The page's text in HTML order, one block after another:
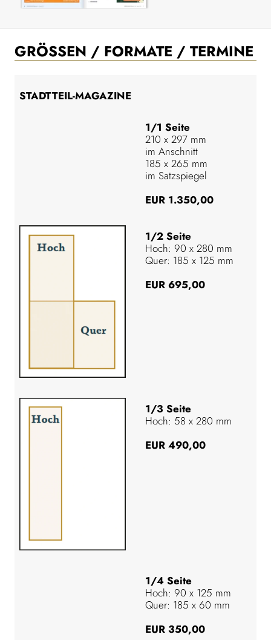
GRÖSSEN / FORMATE / TERMINE
STADTTEIL-MAGAZINE
1/1 Seite
210 x 297 mm
im Anschnitt
185 x 265 mm
im Satzspiegel
EUR 1.350,00
1/2 Seite
Hoch: 90 x 280 mm
Quer: 185 x 125 mm
EUR 695,00
1/3 Seite
Hoch: 58 x 280 mm
EUR 490,00
1/4 Seite
Hoch: 90 x 125 mm
Quer: 185 x 60 mm
EUR 350,00